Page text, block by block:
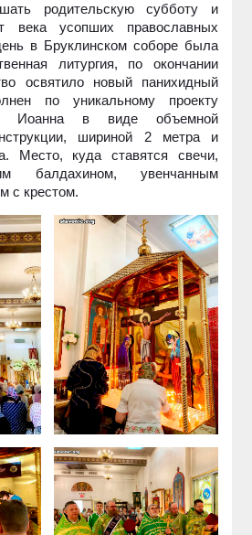
родительскую субботу и
века усопших православных
в Бруклинском соборе была
литургия, по окончании
освятило новый панихидный
по уникальному проекту
Иоанна в виде объемной
шириной 2 метра и
Место, куда ставятся свечи,
балдахином, увенчанным
с крестом.